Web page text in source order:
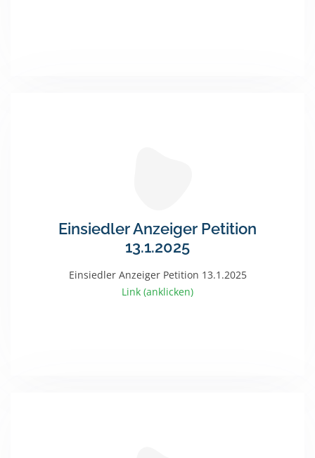
Einsiedler Anzeiger Petition
13.1.2025
Einsiedler Anzeiger Petition 13.1.2025
Link (anklicken)